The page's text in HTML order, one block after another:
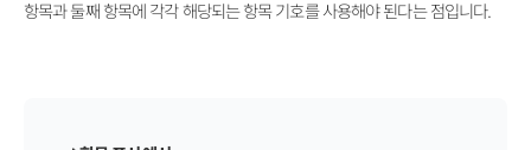
항목과 둘째 항목에 각각 해당되는 항목 기호를 사용해야 된다는 점입니다.